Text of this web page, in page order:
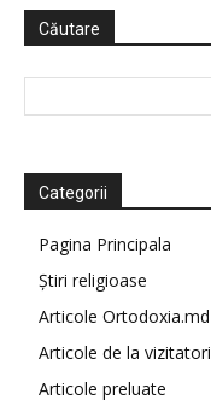
Căutare
Categorii
Pagina Principala
Știri religioase
Articole Ortodoxia.md
Articole de la vizitatori
Articole preluate